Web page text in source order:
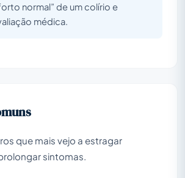
normal” de um colírio e
médica.
que mais vejo a estragar
sintomas.